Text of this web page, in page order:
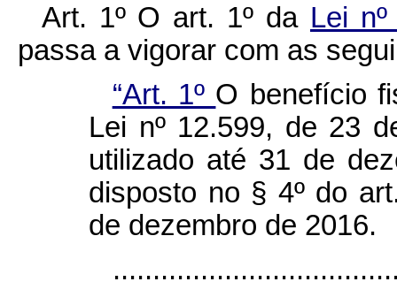
Art. 1º O art. 1º da Lei
passa a vigorar com as
“Art. 1º O benefício
Lei nº 12.599, de 23
utilizado até 31 de
disposto no § 4º do
de dezembro de 2016.